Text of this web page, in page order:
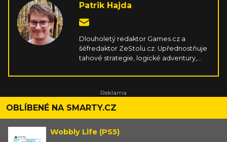
Patrik Hajda
Dlouholetý redaktor Games.cz a
šéfredaktor ZeStolu.cz. Upřednostňuje
tahové strategie, logické adventury,
co vyplodí kreativní indie scéna. Hraje
Decku. V rámci stolních her miluje
příběhové koopy s kampaněmi a velmi
OBLÍBENÉ NA SMARTY.CZ
Wobbly Life (PS5)